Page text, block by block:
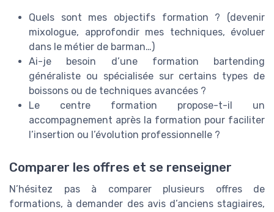
Quels sont mes objectifs formation ? (devenir
mixologue, approfondir mes techniques, évoluer
dans le métier de barman…)
Ai-je besoin d’une formation bartending
généraliste ou spécialisée sur certains types de
boissons ou de techniques avancées ?
Le centre formation propose-t-il un
accompagnement après la formation pour faciliter
l’insertion ou l’évolution professionnelle ?
Comparer les offres et se renseigner
N’hésitez pas à comparer plusieurs offres de
formations, à demander des avis d’anciens stagiaires,